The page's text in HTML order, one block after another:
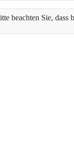
beachten Sie,